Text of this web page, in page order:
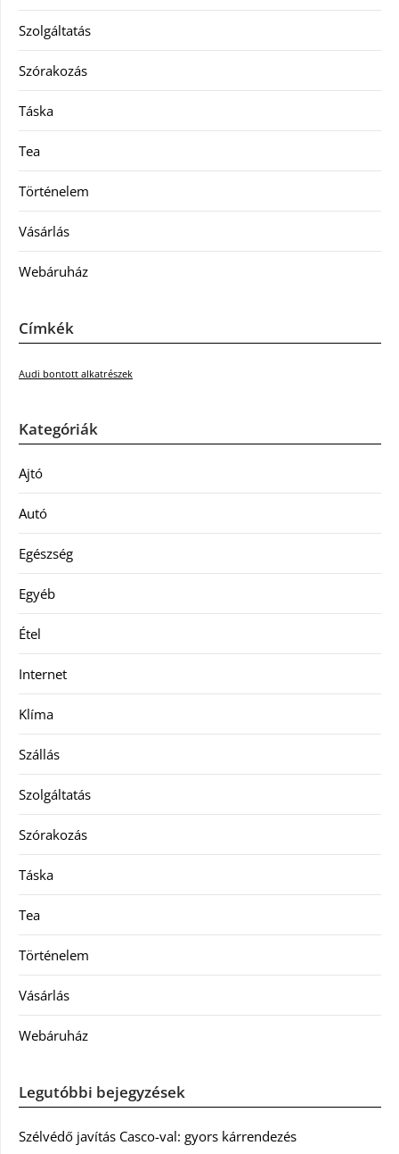
Szolgáltatás
Szórakozás
Táska
Tea
Történelem
Vásárlás
Webáruház
Címkék
Audi bontott alkatrészek
Kategóriák
Ajtó
Autó
Egészség
Egyéb
Étel
Internet
Klíma
Szállás
Szolgáltatás
Szórakozás
Táska
Tea
Történelem
Vásárlás
Webáruház
Legutóbbi bejegyzések
Szélvédő javítás Casco-val: gyors kárrendezés